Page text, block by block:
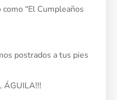
“El Cumpleaños
postrados a tus pies
ÁGUILA!!!